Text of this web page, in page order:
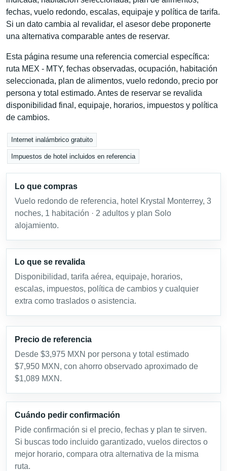
fechas, vuelo redondo, escalas, equipaje y política de tarifa.
Si un dato cambia al revalidar, el asesor debe proponerte
una alternativa comparable antes de reservar.
Esta página resume una referencia comercial específica:
ruta MEX - MTY, fechas observadas, ocupación, habitación
seleccionada, plan de alimentos, vuelo redondo, precio por
persona y total estimado. Antes de reservar se revalida
disponibilidad final, equipaje, horarios, impuestos y política
de cambios.
Internet inalámbrico gratuito
Impuestos de hotel incluidos en referencia
Lo que compras
Vuelo redondo de referencia, hotel Krystal Monterrey, 3
noches, 1 habitación · 2 adultos y plan Solo
alojamiento.
Lo que se revalida
Disponibilidad, tarifa aérea, equipaje, horarios,
escalas, impuestos, política de cambios y cualquier
extra como traslados o asistencia.
Precio de referencia
Desde $3,975 MXN por persona y total estimado
$7,950 MXN, con ahorro observado aproximado de
$1,089 MXN.
Cuándo pedir confirmación
Pide confirmación si el precio, fechas y plan te sirven.
Si buscas todo incluido garantizado, vuelos directos o
mejor horario, compara otra alternativa de la misma
ruta.